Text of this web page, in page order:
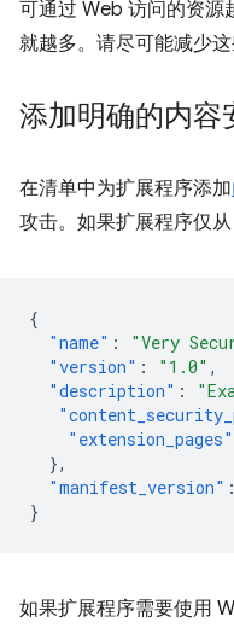
可通过 Web 访问的资源
就越多。请尽可能减少这
添加明确的内容
在清单中为扩展程序添加
攻击。如果扩展程序仅
{
"name" : "Very
"version" : "1.0" ,
"description" :
"extension_pages"
},
"manifest_version" :
}
如果扩展程序需要使用